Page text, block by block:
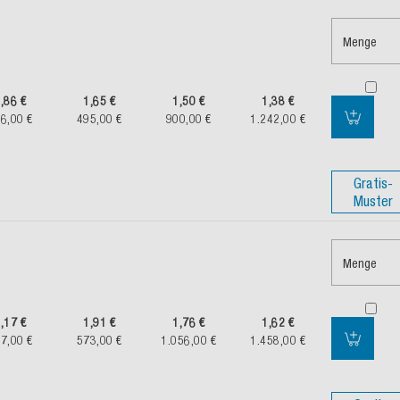
€
€
1,65 €
495,00 €
1,50 €
900,00 €
1,38 €
1.242,00 €
Menge
Gratis-
Muster
€
€
1,91 €
573,00 €
1,76 €
1.056,00 €
1,62 €
1.458,00 €
Menge